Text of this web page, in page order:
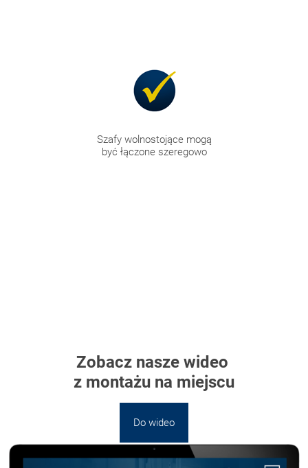
Szafy wolnostojące mogą
być łączone szeregowo
Zobacz nasze wideo
z montażu na miejscu
Do wideo